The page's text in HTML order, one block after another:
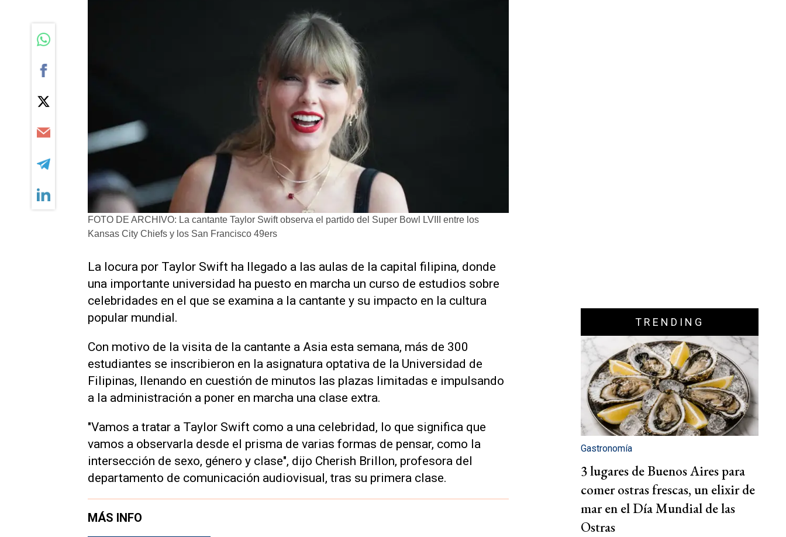
FOTO DE ARCHIVO: La cantante Taylor Swift observa el partido del Super Bowl LVIII entre los
Kansas City Chiefs y los San Francisco 49ers
La locura por Taylor Swift ha llegado a las aulas de la capital filipina, donde
una importante universidad ha puesto en marcha un curso de estudios sobre
celebridades en el que se examina a la cantante y su impacto en la cultura
popular mundial.
Con motivo de la visita de la cantante a Asia esta semana, más de 300
estudiantes se inscribieron en la asignatura optativa de la Universidad de
Filipinas, llenando en cuestión de minutos las plazas limitadas e impulsando
a la administración a poner en marcha una clase extra.
"Vamos a tratar a Taylor Swift como a una celebridad, lo que significa que
vamos a observarla desde el prisma de varias formas de pensar, como la
intersección de sexo, género y clase", dijo Cherish Brillon, profesora del
departamento de comunicación audiovisual, tras su primera clase.
MÁS INFO
TRENDING
Gastronomía
3 lugares de Buenos Aires para
comer ostras frescas, un elixir de
mar en el Día Mundial de las
Ostras